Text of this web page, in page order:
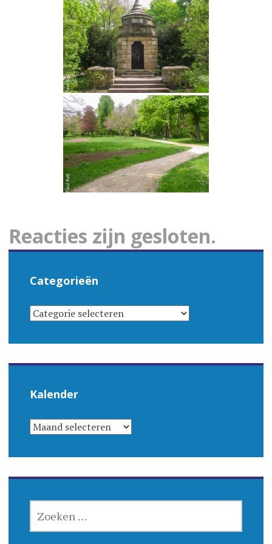
Reacties zijn gesloten.
Categorieën
CATEGORIEËN
Kalender
KALENDER
NAAR: